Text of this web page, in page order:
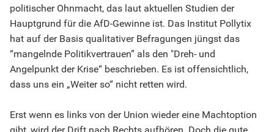
politischer Ohnmacht, das laut aktuellen Studien der
Hauptgrund für die AfD-Gewinne ist. Das Institut Pollytix
hat auf der Basis qualitativer Befragungen jüngst das
“mangelnde Politikvertrauen” als den "Dreh- und
Angelpunkt der Krise“ beschrieben. Es ist offensichtlich,
dass uns ein „Weiter so“ nicht retten wird.
Erst wenn es links von der Union wieder eine Machtoption